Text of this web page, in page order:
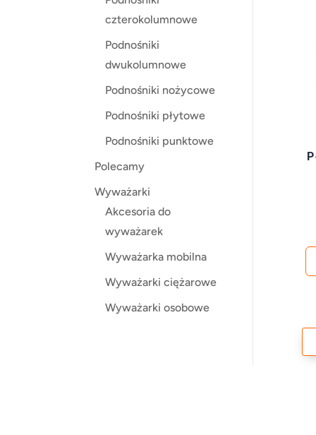
czterokolumnowe
Podnośniki
dwukolumnowe
Podnośniki nożycowe
Podnośniki płytowe
Podnośniki punktowe
Polecamy
Wyważarki
Akcesoria do
wyważarek
Wyważarka mobilna
Wyważarki ciężarowe
Wyważarki osobowe